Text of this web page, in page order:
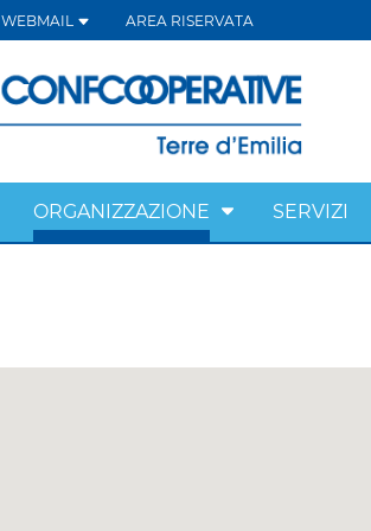
WEBMAIL AREA RISERVATA
ORGANIZZAZIONE SERVIZI